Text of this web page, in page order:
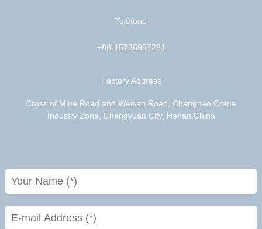
Teléfono
+86-15736957281
Factory Address
Cross of Mine Road and Weisan Road, Changnao Crane
Industry Zone, Changyuan City, Henan,China